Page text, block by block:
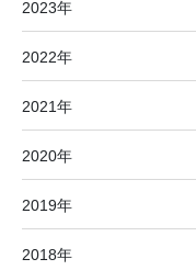
2023年
2022年
2021年
2020年
2019年
2018年